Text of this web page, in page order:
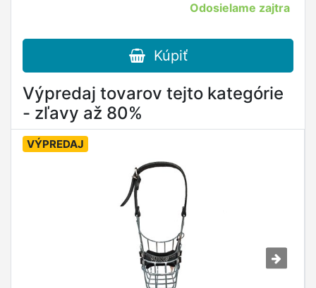
Odosielame zajtra
Kúpiť
Výpredaj tovarov tejto kategórie
- zľavy až 80%
VÝPREDAJ